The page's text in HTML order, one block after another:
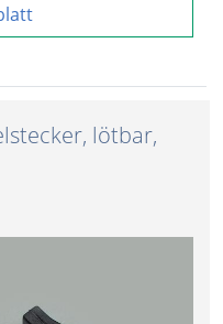
lötbar,